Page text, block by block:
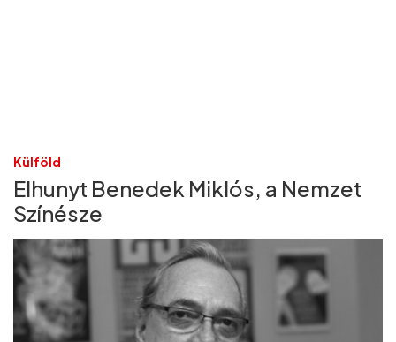
Külföld
Elhunyt Benedek Miklós, a Nemzet
Színésze